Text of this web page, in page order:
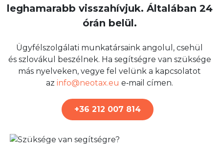
leghamarabb visszahívjuk. Általában 24
órán belül.
Ügyfélszolgálati munkatársaink angolul, csehül
és szlovákul beszélnek. Ha segítségre van szüksége
más nyelveken, vegye fel velünk a kapcsolatot
az info@neotax.eu e‑mail címen.
+36 212 007 814
7. július 2026